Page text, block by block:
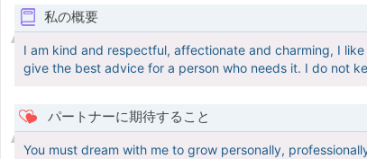
私の概要
I am kind and respectful, affectionate and charming, I
give the best advice for a person who needs it. I do not
パートナーに期待すること
You must dream with me to grow personally,